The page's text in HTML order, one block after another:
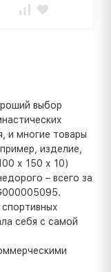
выбор
и многие товары
изделие,
х 150 х 10)
– всего за
себя с самой